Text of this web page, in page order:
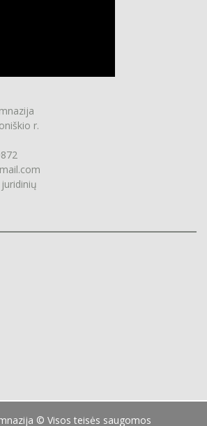
r.
© Visos teisės saugomos